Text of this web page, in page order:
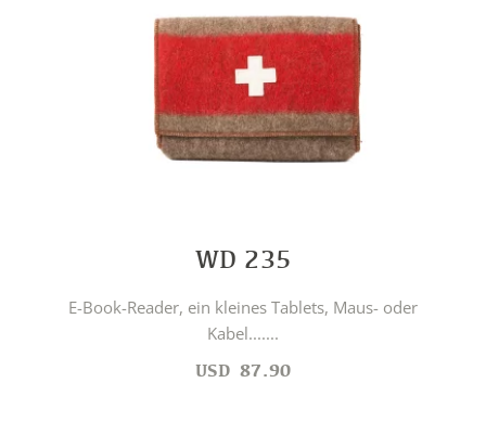
WD 235
E-Book-Reader, ein kleines Tablets, Maus- oder
Kabel.......
USD 87.90